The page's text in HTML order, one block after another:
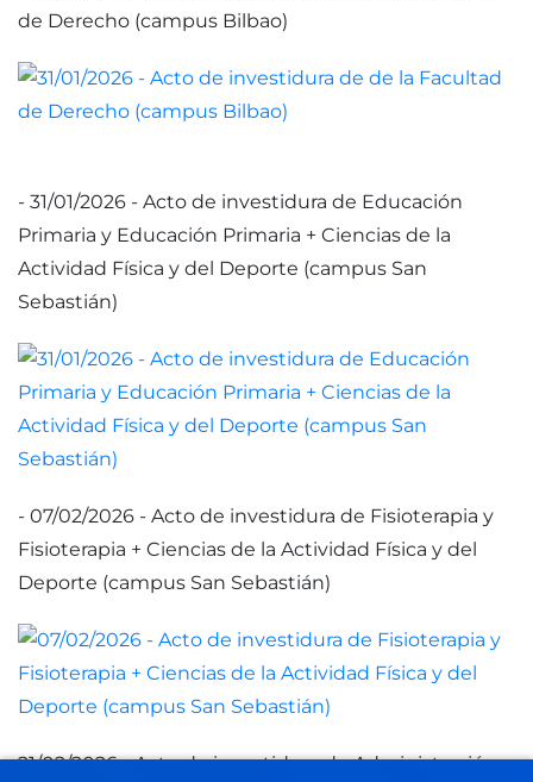
de Derecho (campus Bilbao)
- 31/01/2026 - Acto de investidura de Educación
Primaria y Educación Primaria + Ciencias de la
Actividad Física y del Deporte (campus San
Sebastián)
- 07/02/2026 - Acto de investidura de Fisioterapia y
Fisioterapia + Ciencias de la Actividad Física y del
Deporte (campus San Sebastián)
21/02/2026 - Acto de investidura de Administración y